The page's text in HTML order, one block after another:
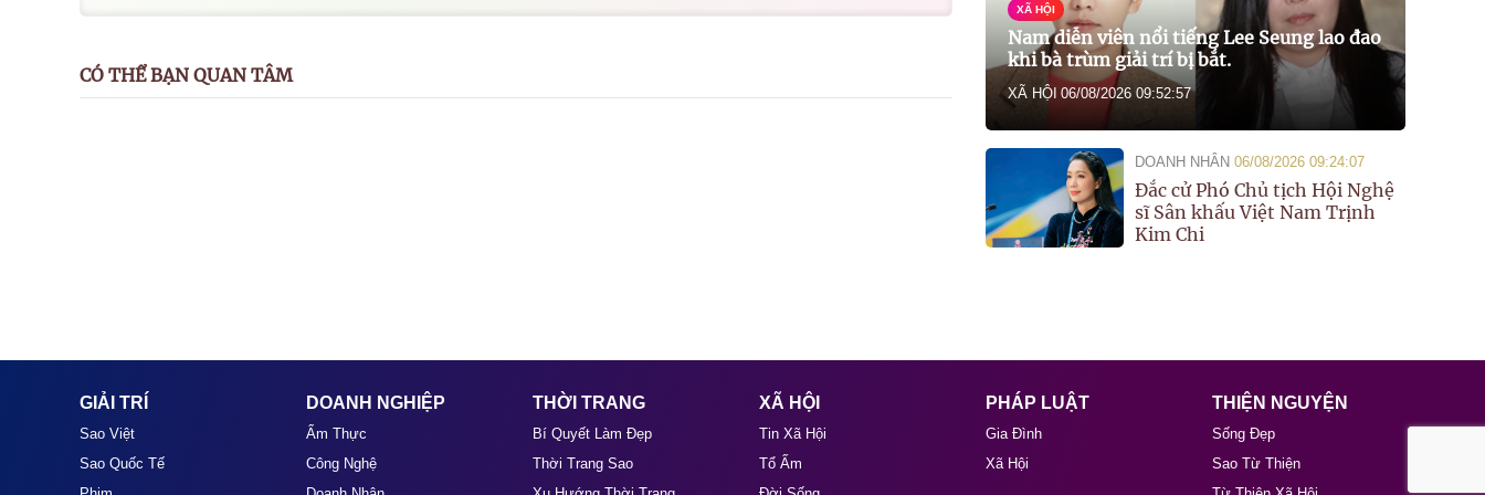
CÓ THỂ BẠN QUAN TÂM
XÃ HỘI
Nam diễn viên nổi tiếng Lee Seung lao đao
khi bà trùm giải trí bị bắt.
XÃ HỘI 06/08/2026 09:52:57
DOANH NHÂN 06/08/2026 09:24:07
Đắc cử Phó Chủ tịch Hội Nghệ
sĩ Sân khấu Việt Nam Trịnh
Kim Chi
GIẢI TRÍ
Sao Việt
Sao Quốc Tế
DOANH NGHIỆP
Ẩm Thực
Công Nghệ
THỜI TRANG
Bí Quyết Làm Đẹp
Thời Trang Sao
XÃ HỘI
Tin Xã Hội
Tổ Ấm
PHÁP LUẬT
Gia Đình
Xã Hội
THIỆN NGUYỆN
Sống Đẹp
Sao Từ Thiện